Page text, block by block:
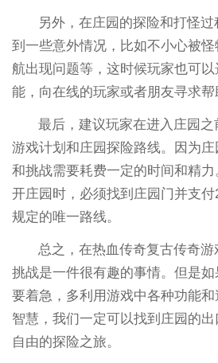
另外，在庄园的探险和打怪
到一些意外情况，比如不小心被
航出现问题等，这时候玩家也可以
能，向在线的玩家或者朋友寻求帮
最后，建议玩家在进入庄园
游戏计划和庄园探险路线。因为
和挑战需要耗费一定的时间和精
开庄园时，必须找到庄园门并支
规定的唯一路线。
总之，在热血传奇复古传奇
挑战是一件很有趣的事情。但是
要着急，多利用游戏中各种功能
智慧，我们一定可以找到庄园的
自由的探险之旅。